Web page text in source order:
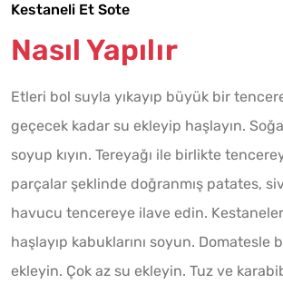
Kestaneli Et Sote
Nasıl Yapılır
Etleri bol suyla yıkayıp büyük bir
geçecek kadar su ekleyip haşlayın.
soyup kıyın. Tereyağı ile birlikte
parçalar şeklinde doğranmış patates,
havucu tencereye ilave edin.
haşlayıp kabuklarını soyun. Domatesle
ekleyin. Çok az su ekleyin. Tuz ve